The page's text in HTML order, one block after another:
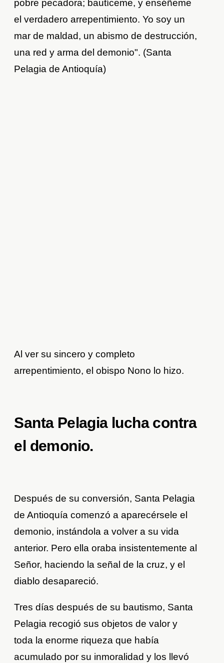
pobre pecadora; bautíceme, y enséñeme
el verdadero arrepentimiento. Yo soy un
mar de maldad, un abismo de destrucción,
una red y arma del demonio". (Santa
Pelagia de Antioquía)
Al ver su sincero y completo
arrepentimiento, el obispo Nono lo hizo.
Santa Pelagia lucha contra
el demonio.
Después de su conversión, Santa Pelagia
de Antioquía comenzó a aparecérsele el
demonio, instándola a volver a su vida
anterior. Pero ella oraba insistentemente al
Señor, haciendo la señal de la cruz, y el
diablo desapareció.
Tres días después de su bautismo, Santa
Pelagia recogió sus objetos de valor y
toda la enorme riqueza que había
acumulado por su inmoralidad y los llevó